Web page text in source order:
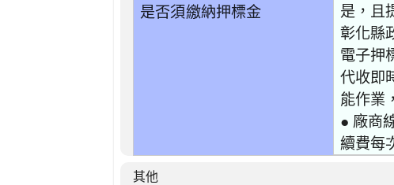
是否須繳納押標金
是，且
彰化縣
電子押
代收即
能作業
● 廠商
續費每
其他